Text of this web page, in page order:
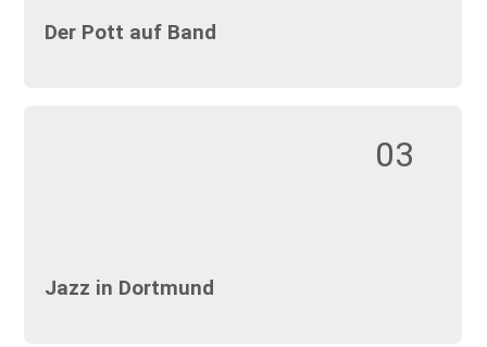
Der Pott auf Band
03
Jazz in Dortmund